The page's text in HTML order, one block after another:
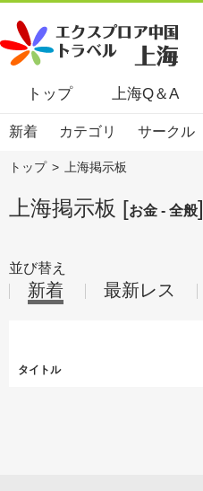
トップ 上海Q＆A
新着 カテゴリ サークル
トップ > 上海掲示板
上海掲示板 [お金 - 全般]
並び替え
新着 最新レス
タイトル